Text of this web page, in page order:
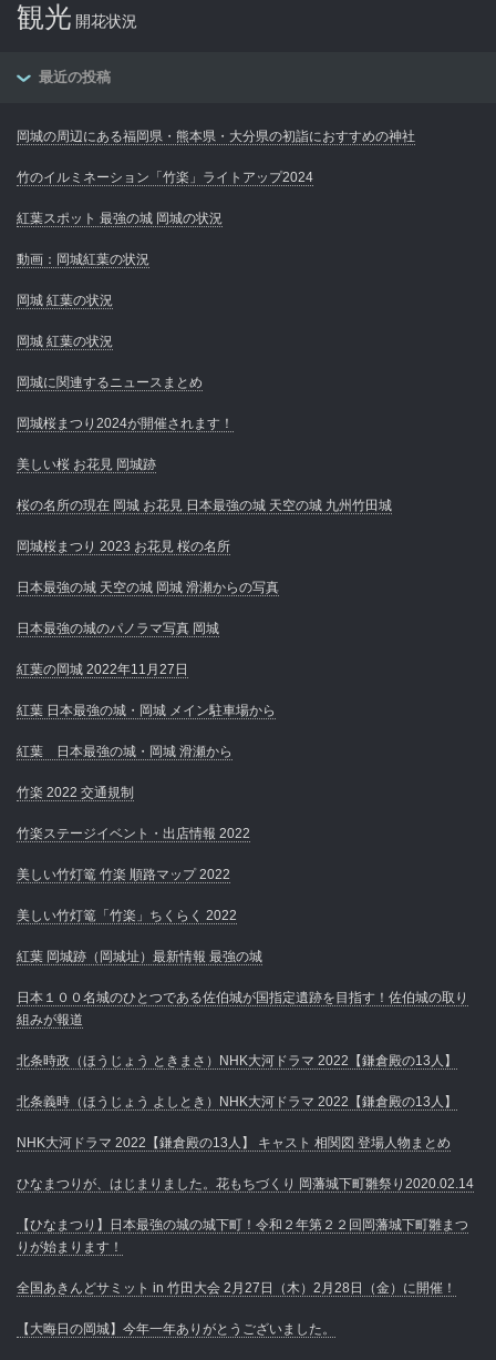
観光 開花状況
最近の投稿
岡城の周辺にある福岡県・熊本県・大分県の初詣におすすめの神社
竹のイルミネーション「竹楽」ライトアップ2024
紅葉スポット 最強の城 岡城の状況
動画：岡城紅葉の状況
岡城 紅葉の状況
岡城 紅葉の状況
岡城に関連するニュースまとめ
岡城桜まつり2024が開催されます！
美しい桜 お花見 岡城跡
桜の名所の現在 岡城 お花見 日本最強の城 天空の城 九州竹田城
岡城桜まつり 2023 お花見 桜の名所
日本最強の城 天空の城 岡城 滑瀬からの写真
日本最強の城のパノラマ写真 岡城
紅葉の岡城 2022年11月27日
紅葉 日本最強の城・岡城 メイン駐車場から
紅葉 日本最強の城・岡城 滑瀬から
竹楽 2022 交通規制
竹楽ステージイベント・出店情報 2022
美しい竹灯篭 竹楽 順路マップ 2022
美しい竹灯篭「竹楽」ちくらく 2022
紅葉 岡城跡（岡城址）最新情報 最強の城
日本１００名城のひとつである佐伯城が国指定遺跡を目指す！佐伯城の取り
組みが報道
北条時政（ほうじょう ときまさ）NHK大河ドラマ 2022【鎌倉殿の13人】
北条義時（ほうじょう よしとき）NHK大河ドラマ 2022【鎌倉殿の13人】
NHK大河ドラマ 2022【鎌倉殿の13人】 キャスト 相関図 登場人物まとめ
ひなまつりが、はじまりました。花もちづくり 岡藩城下町雛祭り2020.02.14
【ひなまつり】日本最強の城の城下町！令和２年第２２回岡藩城下町雛まつ
りが始まります！
全国あきんどサミット in 竹田大会 2月27日（木）2月28日（金）に開催！
【大晦日の岡城】今年一年ありがとうございました。